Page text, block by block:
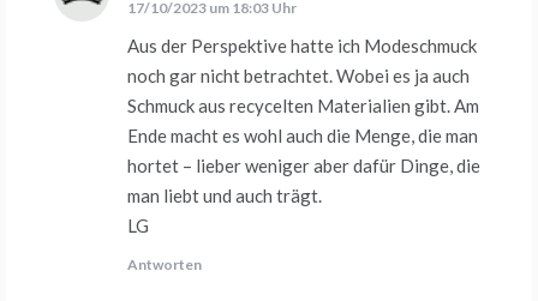
17/10/2023 um 18:03 Uhr
Aus der Perspektive hatte ich Modeschmuck
noch gar nicht betrachtet. Wobei es ja auch
Schmuck aus recycelten Materialien gibt. Am
Ende macht es wohl auch die Menge, die man
hortet – lieber weniger aber dafür Dinge, die
man liebt und auch trägt.
LG
Antworten